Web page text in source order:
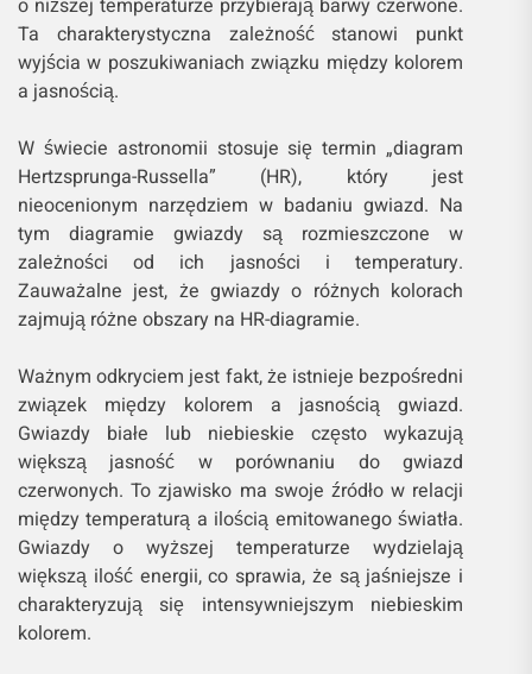
Ta charakterystyczna zależność stanowi punkt
wyjścia w poszukiwaniach związku między kolorem
a jasnością.
W świecie astronomii stosuje się termin „diagram
Hertzsprunga-Russella” (HR), który jest
nieocenionym narzędziem w badaniu gwiazd. Na
tym diagramie gwiazdy są rozmieszczone w
zależności od ich jasności i temperatury.
Zauważalne jest, że gwiazdy o różnych kolorach
zajmują różne obszary na HR-diagramie.
Ważnym odkryciem jest fakt, że istnieje bezpośredni
związek między kolorem a jasnością gwiazd.
Gwiazdy białe lub niebieskie często wykazują
większą jasność w porównaniu do gwiazd
czerwonych. To zjawisko ma swoje źródło w relacji
między temperaturą a ilością emitowanego światła.
Gwiazdy o wyższej temperaturze wydzielają
większą ilość energii, co sprawia, że są jaśniejsze i
charakteryzują się intensywniejszym niebieskim
kolorem.